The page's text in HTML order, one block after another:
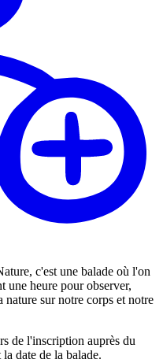
c'est une balade où l'on
une heure pour observer,
sur notre corps et notre
de l'inscription auprès du
date de la balade.